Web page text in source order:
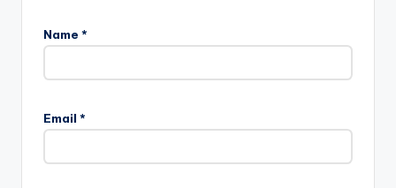
Name *
Email *